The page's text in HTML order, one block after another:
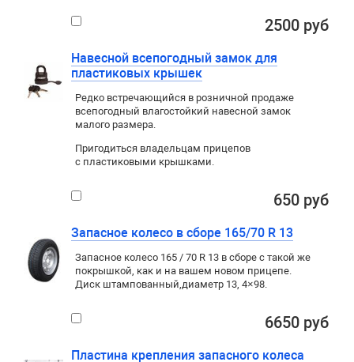
2500 руб
Навесной всепогодный замок для
пластиковых крышек
Редко встречающийся в розничной продаже
всепогодный влагостойкий навесной замок
малого размера.
Пригодиться владельцам прицепов
с пластиковыми крышками.
650 руб
Запасное колесо в сборе 165/70 R 13
Запасное колесо 165 / 70 R 13 в сборе с такой же
покрышкой,как и на вашем новом прицепе.
Диск штампованный,диаметр 13, 4×98.
6650 руб
Пластина крепления запасного колеса